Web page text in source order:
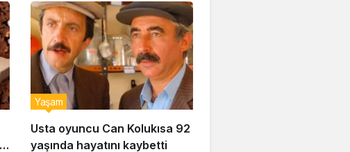
Usta oyuncu Can Kolukısa 92
yaşında hayatını kaybetti
Yaşam